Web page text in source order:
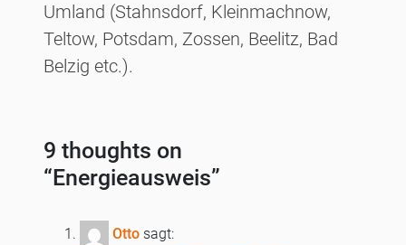
Umland (Stahnsdorf, Kleinmachnow,
Teltow, Potsdam, Zossen, Beelitz, Bad
Belzig etc.).
9 thoughts on
“Energieausweis”
Otto sagt: